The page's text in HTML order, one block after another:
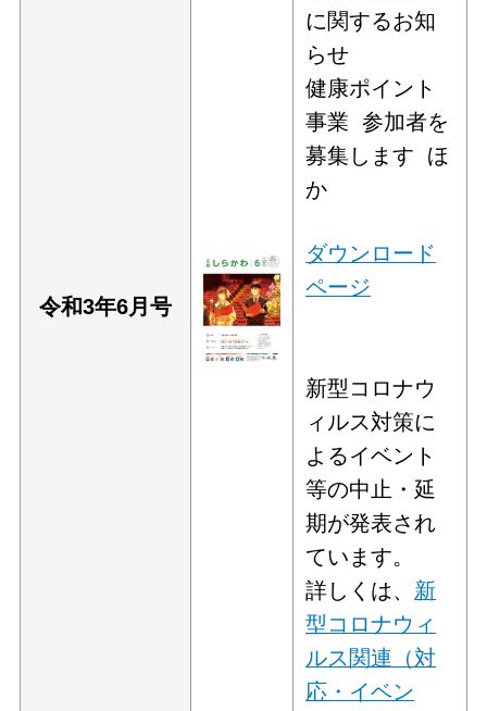
令和3年6月号
に関するお知
らせ
健康ポイント
事業 参加者を
募集します ほ
か
ダウンロード
ページ
新型コロナウ
ィルス対策に
よるイベント
等の中止・延
期が発表され
ています。
詳しくは、 新
型コロナウィ
ルス関連（対
応・イベン